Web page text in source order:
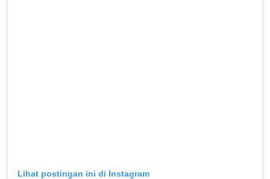
Lihat postingan ini di Instagram